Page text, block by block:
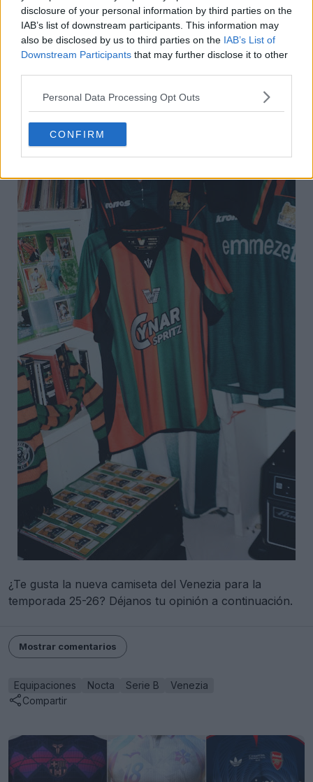
disclosure of your personal information by third parties on the
IAB’s list of downstream participants. This information may
also be disclosed by us to third parties on the IAB’s List of
Downstream Participants that may further disclose it to other
Personal Data Processing Opt Outs
CONFIRM
¿Te gusta la nueva camiseta del Venezia para la
temporada 25-26? Déjanos tu opinión a continuación.
Mostrar comentarios
Equipaciones Nocta Serie B
Venezia
Compartir